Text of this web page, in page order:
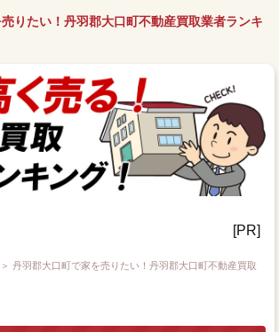
りたい！丹羽郡大口町不動産買取業者ランキ
[PR]
＞ 丹羽郡大口町で家を売りたい！丹羽郡大口町不動産買取